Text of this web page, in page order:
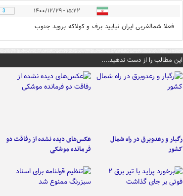
۱۵:۲۲ - ۱۴۰۰/۱۲/۲۹ 3
فعلا شمالغربی ایران نیایید برف و کولاکه بروید جنوب
این مطالب را از دست ندهید....
رگبار و رعدوبرق در راه شمال
کشور
عکس‌های دیده نشده از رفاقت دو
فرمانده‌ موشکی